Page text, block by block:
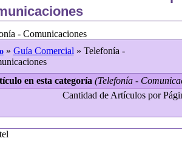
- Comunicaciones
» Guía Comercial » Telefonía -
en esta categoría (Telefonía -
Cantidad de Artículos por